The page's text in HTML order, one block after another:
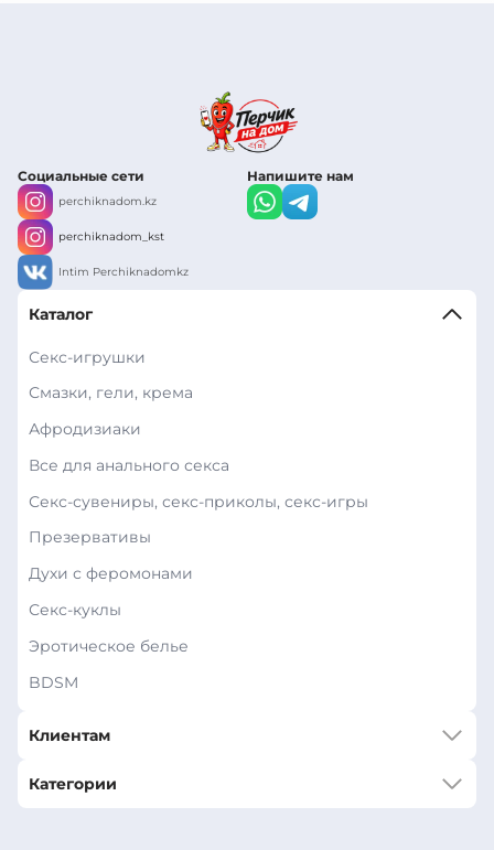
Социальные сети
perchiknadom.kz
perchiknadom_kst
Intim Perchiknadomkz
Напишите нам
Каталог
Секс-игрушки
Смазки, гели, крема
Афродизиаки
Все для анального секса
Секс-сувениры, секс-приколы, секс-игры
Презервативы
Духи с феромонами
Секс-куклы
Эротическое белье
BDSM
Клиентам
Категории